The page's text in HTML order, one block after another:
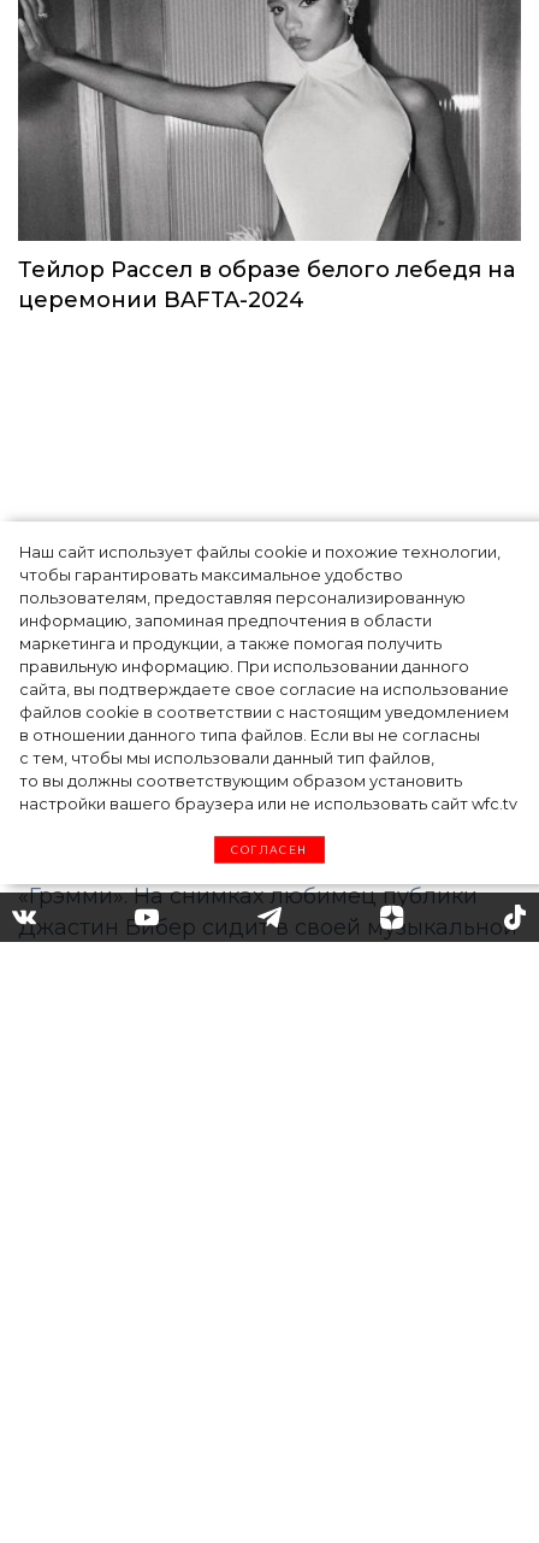
Наш сайт использует файлы cookie и похожие технологии,
чтобы гарантировать максимальное удобство
пользователям, предоставляя персонализированную
информацию, запоминая предпочтения в области
маркетинга и продукции, а также помогая получить
правильную информацию. При использовании данного
сайта, вы подтверждаете свое согласие на использование
файлов cookie в соответствии с настоящим уведомлением
в отношении данного типа файлов. Если вы не согласны
с тем, чтобы мы использовали данный тип файлов,
то вы должны соответствующим образом установить
настройки вашего браузера или не использовать сайт wfc.tv
СОГЛАСЕН
Звезды в космосе: как на самом деле
прошло путешествие Кэти Пэрри
Тейлор Рассел в образе белого лебедя на
церемонии BAFTA-2024
BALENCIAGA выбрала